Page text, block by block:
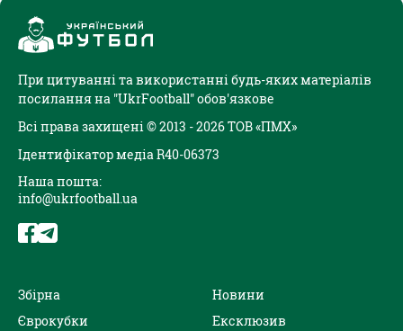
При цитуванні та використанні будь-яких матеріалів
посилання на "UkrFootball" обов'язкове
Всі права захищені © 2013 - 2026 ТОВ «ПМХ»
Ідентифікатор медіа R40-06373
Наша пошта:
info@ukrfootball.ua
Збірна
Єврокубки
Новини
Ексклюзив